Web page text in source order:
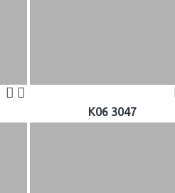
K06 3047